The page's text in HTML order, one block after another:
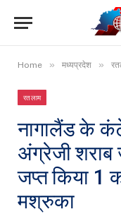
Home » मध्यप्रदेश »
रतलाम
नागालैंड के
अंग्रेजी शराब
जप्त किया 1
मश्रुका